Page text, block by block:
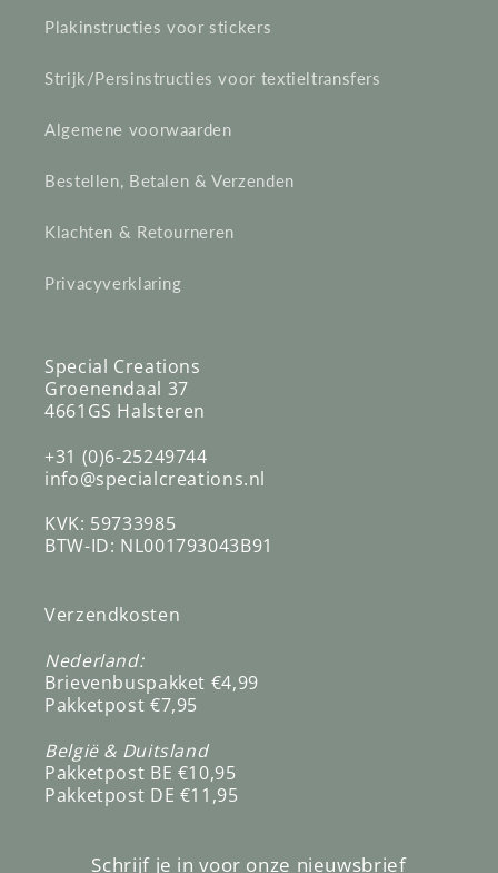
Plakinstructies voor stickers
Strijk/Persinstructies voor textieltransfers
Algemene voorwaarden
Bestellen, Betalen & Verzenden
Klachten & Retourneren
Privacyverklaring
Special Creations
Groenendaal 37
4661GS Halsteren
+31 (0)6-25249744
info@specialcreations.nl
KVK: 59733985
BTW-ID: NL001793043B91
Verzendkosten
Nederland:
Brievenbuspakket €4,99
Pakketpost €7,95
België & Duitsland
Pakketpost BE €10,95
Pakketpost DE €11,95
Schrijf je in voor onze nieuwsbrief